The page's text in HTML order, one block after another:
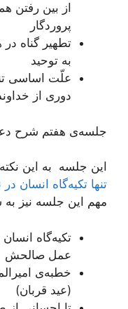
از بین
پروردگار
تطهیر گناه
به توحید
علّت اساسی
دوری از
جلسه‌ی هفتم شرح
این جلسه به این
تنها تکیه‌گاه انسان
مهم این جلسه نیز
تکیه‌گاه
عمل صالحش
خطبه‌ی
(عید قربان)